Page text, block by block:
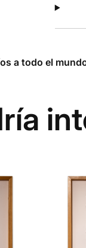
a todo el